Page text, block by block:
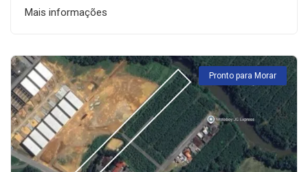
Mais informações
Pronto para Morar